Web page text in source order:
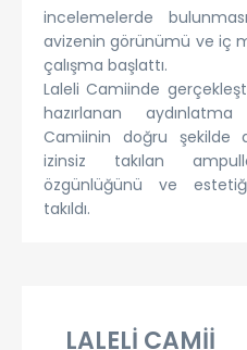
incelemelerde
avizenin görünümü ve iç
çalışma başlattı.
Laleli Camiinde
hazırlanan
Camiinin doğru şekilde
izinsiz takılan
özgünlüğünü ve
takıldı.
LALELİ CAMİİ